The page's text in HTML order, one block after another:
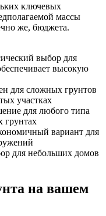
ключевых
массы
же, бюджета.
выбор для
высокую
для сложных грунтов
участках
для любого типа
грунтах
вариант для
для небольших домов
на вашем